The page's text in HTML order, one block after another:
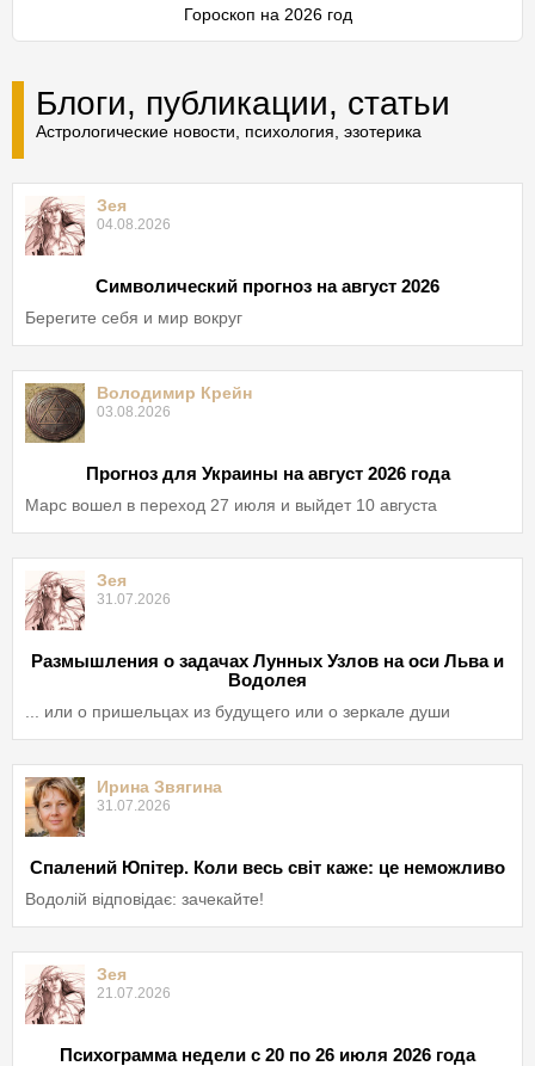
Гороскоп на 2026 год
Блоги, публикации, статьи
Астрологические новости, психология, эзотерика
Зея
04.08.2026
Символический прогноз на август 2026
Берегите себя и мир вокруг
Володимир Крейн
03.08.2026
Прогноз для Украины на август 2026 года
Марс вошел в переход 27 июля и выйдет 10 августа
Зея
31.07.2026
Размышления о задачах Лунных Узлов на оси Льва и
Водолея
... или о пришельцах из будущего или о зеркале души
Ирина Звягина
31.07.2026
Спалений Юпітер. Коли весь світ каже: це неможливо
Водолій відповідає: зачекайте!
Зея
21.07.2026
Психограмма недели с 20 по 26 июля 2026 года